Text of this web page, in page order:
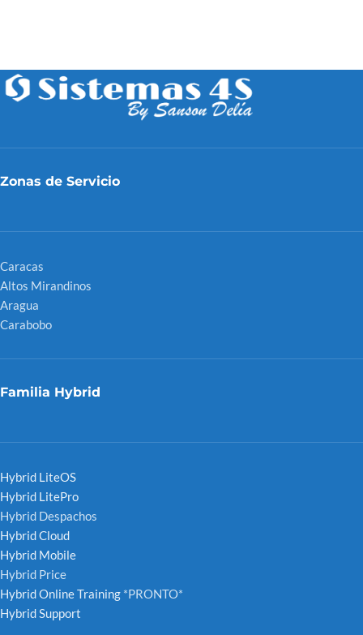
Zonas de Servicio
Caracas
Altos Mirandinos
Aragua
Carabobo
Familia Hybrid
Hybrid LiteOS
Hybrid LitePro
Hybrid Despachos
Hybrid Cloud
Hybrid Mobile
Hybrid Price
Hybrid Online Training *PRONTO*
Hybrid Support